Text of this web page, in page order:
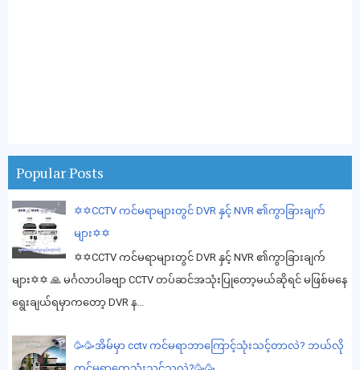
Popular Posts
✡️✡️CCTV ကင်မရာများတွင် DVR နှင့် NVR ၏ကွာခြားချက်
များ✡️✡️
✡️✡️CCTV ကင်မရာများတွင် DVR နှင့် NVR ၏ကွာခြားချက်
များ✡️✡️ 🙏 မင်္ဂလာပါခဗျာ CCTV တပ်ဆင်အသုံးပြုတော့မယ်ဆိုရင် မဖြစ်မနေ
ရွေးချယ်ရမှာကတော့ DVR န...
🥳🥳အိမ်မှာ cctv ကင်မရာဘာကြောင့်သုံးသင့်တာလဲ? ဘယ်လို